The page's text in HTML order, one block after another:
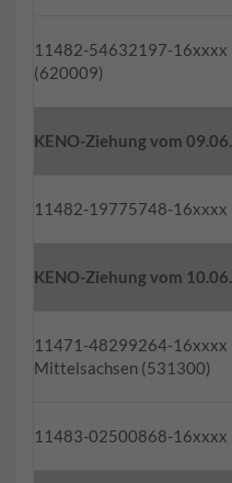
11482-54632197-16xxxx
(620009)
KENO-Ziehung vom
11482-19775748-16xxxx
KENO-Ziehung vom
11471-48299264-16xxxx
Mittelsachsen (531300)
11483-02500868-16xxxx